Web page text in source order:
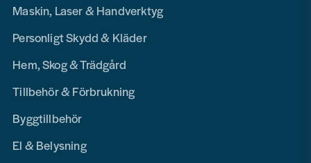
Maskin, Laser & Handverktyg
Personligt Skydd & Kläder
Hem, Skog & Trädgård
Tillbehör & Förbrukning
Byggtillbehör
El & Belysning